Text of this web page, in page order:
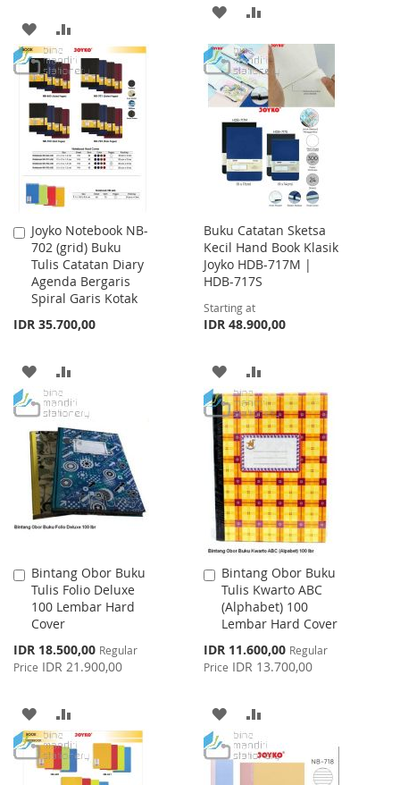
ADD
TO
WISH
LIST
TO
COMPARE
ADD
TO
WISH
LIST
TO
COMPARE
Joyko Notebook NB-
702 (grid) Buku
Tulis Catatan Diary
Agenda Bergaris
Spiral Garis Kotak
IDR 35.700,00
Add
to
Cart
ADD
TO
WISH
LIST
TO
COMPARE
Buku Catatan Sketsa
Kecil Hand Book Klasik
Joyko HDB-717M |
HDB-717S
Starting at
IDR 48.900,00
ADD
TO
WISH
LIST
TO
COMPARE
Bintang Obor Buku
Tulis Folio Deluxe
100 Lembar Hard
Cover
Special
Price
IDR 18.500,00 Regular
Price IDR 21.900,00
Add
to
Cart
ADD
TO
WISH
TO
COMPARE
Bintang Obor Buku
Tulis Kwarto ABC
(Alphabet) 100
Lembar Hard Cover
Special
Price
IDR 11.600,00 Regular
Price IDR 13.700,00
Add
to
Cart
ADD
TO
TO
COMPARE